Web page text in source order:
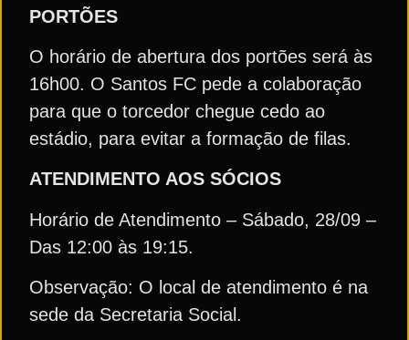
PORTÕES
O horário de abertura dos portões será às
16h00. O Santos FC pede a colaboração
para que o torcedor chegue cedo ao
estádio, para evitar a formação de filas.
ATENDIMENTO AOS SÓCIOS
Horário de Atendimento – Sábado, 28/09 –
Das 12:00 às 19:15.
Observação: O local de atendimento é na
sede da Secretaria Social.